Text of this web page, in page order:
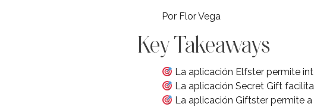
Por Flor Vega
Key Takeaways
La aplicación Elfster permite
La aplicación Secret Gift
La aplicación Giftster permite